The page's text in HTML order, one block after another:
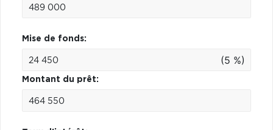
Mise de fonds:
(5 %)
Montant du prêt: